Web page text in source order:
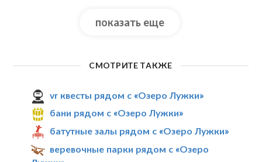
показать еще
СМОТРИТЕ ТАКЖЕ
vr квесты рядом с «Озеро Лужки»
бани рядом с «Озеро Лужки»
батутные залы рядом с «Озеро Лужки»
веревочные парки рядом с «Озеро